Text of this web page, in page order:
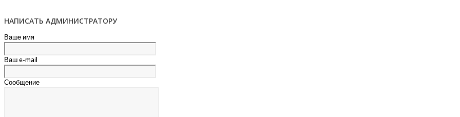
НАПИСАТЬ АДМИНИСТРАТОРУ
Ваше имя
Ваш e-mail
Сообщение